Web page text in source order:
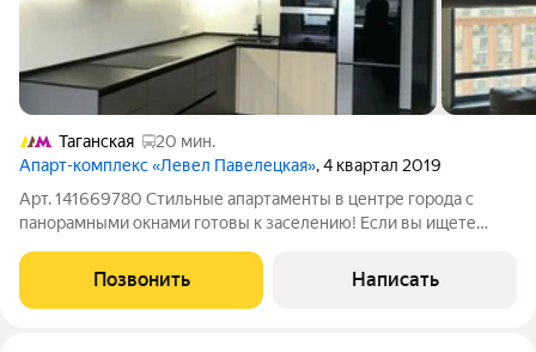
Таганская
20 мин.
Апарт-комплекс «Левел Павелецкая», 4 квартал 2019
Арт. 141669780 Стильные апартаменты в центре города с
панорамными окнами готовы к заселению! Если вы ищете
вложений, обратите внимание на эти апартаменты.
Просторное, светлое пространство с
Позвонить Написать